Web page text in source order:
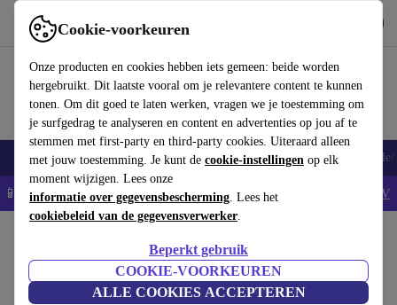
Cookie-voorkeuren
Onze producten en cookies hebben iets gemeen: beide worden
hergebruikt. Dit laatste vooral om je relevantere content te kunnen
tonen. Om dit goed te laten werken, vragen we je toestemming om
je surfgedrag te analyseren en content en advertenties op jou af te
stemmen met first-party en third-party cookies. Uiteraard alleen
met jouw toestemming. Je kunt de cookie-instellingen op elk
moment wijzigen. Lees onze
informatie over gegevensbescherming. Lees het
cookiebeleid van de gegevensverwerker.
Beperkt gebruik
COOKIE-VOORKEUREN
ALLE COOKIES ACCEPTEREN
Gebruik refurbed snel en eenvoudig
Smartphones Laptops Tablets Smartwatches Accessoires
📱5% EXTRA korting op alle iPhones – Code: IPHONEDEAL - AV
MacBooks:
Gecertificeerd refurbished MacBooks onder 4400€ – bespaar tot 40%. 30